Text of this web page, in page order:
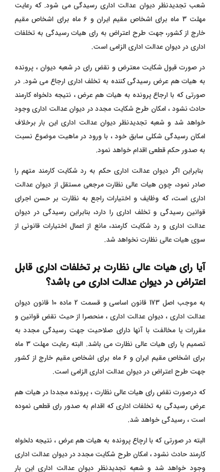
شعب تجدیدنظر دیوان عدالت اداری رسیدگی می شود. که رعایت
مهلت 3 ماه برای اشخاص مقیم ایران و 6 ماه برای اشخاص مقیم
خارج از کشور، جهت طرح اعتراض به رای هیات رسیدگی به تخلفات
اداری در دیوان عدالت اداری الزامی است.
در صورت قبول شکایت معترض و نقض رای در شعبه دیوان ، پرونده
به هیات هم عرض رسیدگی کننده به تخلف اداری ارجاع می شود. در
صورتی که با ارجاع پرونده به هیات هم عرض ، نتیجه دلخواه کارمند
حادث نشود ، امکان طرح شکایت مجدد در دیوان عدالت اداری وجود
خواهد شد و شعبه تجدیدنظر دیوان عدالت اداری این بار برخلاف
امکان رسیدگی شکلی سابق خود ، با ورود در ماهیت موضوع نسبت
به صدور حکم قطعی اقدام خواهد نمود.
بنابراین اگر دیوان عدالت اداری حکم به رد شکایت کارمند متهم را
صادر نمود، چون هیات عالی نظارت مرجعی مستقل از دیوان عدالت
اداری است، که وظایف و اختیارات راجع به نظارت بر حسن اجرای
قوانین رسیدگی و تخلف اداری را دارد، بنابراین رسیدگی در دیوان
عدالت اداری و رد شکایت کارمند، مانع از اعمال اختیارات قانونی از
سوی هیات عالی نظارت نخواهد شد.
آیا رای هیات عالی نظارت بر تخلفات اداری قابل
اعتراض در دیوان عدالت اداری می باشد؟
به موجب اصل 173 قانون اساسی و قسمت 2 ماده 10 قانون دیوان
عدالت اداری ، دیوان عدالت اداری ، منحصرا از حیث نقض قوانین و
مقررات یا مخالفت با آنها دارای صلاحیت جهت رسیدگی مجدد به
تصمیم یا رای هیات عالی نظارت می باشد. البته رعایت مهلت 3 ماه
برای اشخاص مقیم ایران و 6 ماه برای اشخاص مقیم خارج از کشور
جهت طرح اعتراض در دیوان عدالت اداری الزامی است.
که درصورت نقض رای هیات عالی نظارت ، پرونده مجددا در هیات هم
عرض رسیدگی به تخلفات اداری که اقدام به صدور رای قطعی نموده
است ، رسیدگی خواهد شد.
البته در صورتی که با ارچاع پرونده به هیات هم عرض ، نتیجه دلخواه
کارمند حادث نشود ، امکان طرح شکایت مجدد در دیوان عدالت اداری
وجود خواهد شد و شعبه تجدیدنظر دیوان عدالت اداری این بار